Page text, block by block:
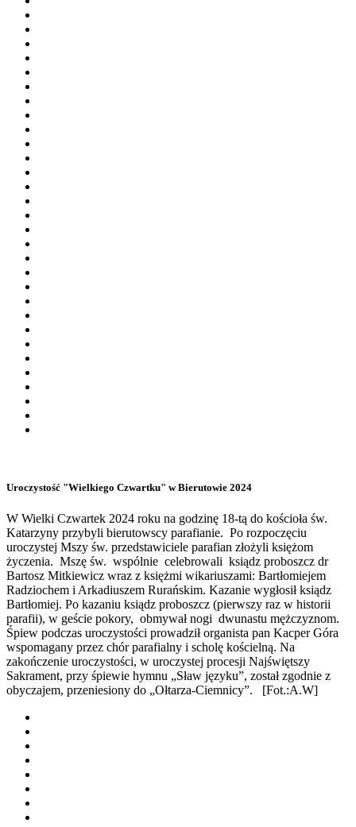
Uroczystość "Wielkiego Czwartku" w Bierutowie 2024
W Wielki Czwartek 2024 roku na godzinę 18-tą do kościoła św.
Katarzyny przybyli bierutowscy parafianie. Po rozpoczęciu
uroczystej Mszy św. przedstawiciele parafian złożyli księżom
życzenia. Mszę św. wspólnie celebrowali ksiądz proboszcz dr
Bartosz Mitkiewicz wraz z księżmi wikariuszami: Bartłomiejem
Radziochem i Arkadiuszem Rurańskim. Kazanie wygłosił ksiądz
Bartłomiej. Po kazaniu ksiądz proboszcz (pierwszy raz w historii
parafii), w geście pokory, obmywał nogi dwunastu mężczyznom.
Śpiew podczas uroczystości prowadził organista pan Kacper Góra
wspomagany przez chór parafialny i scholę kościelną. Na
zakończenie uroczystości, w uroczystej procesji Najświętszy
Sakrament, przy śpiewie hymnu „Sław języku”, został zgodnie z
obyczajem, przeniesiony do „Ołtarza-Ciemnicy”. [Fot.:A.W]